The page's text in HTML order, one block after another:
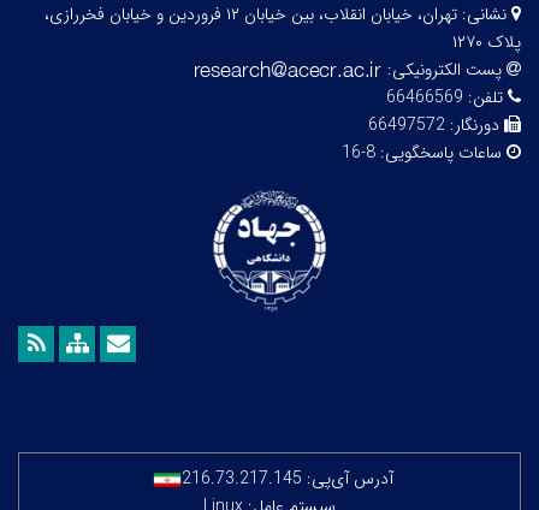
نشانی:
تهران، خیابان انقلاب، بین خیابان ۱۲ فروردین و خیابان فخررازی،
پلاک ۱۲۷۰
پست الکترونیکی:
تلفن: 66466569
دورنگار: 66497572
ساعات پاسخگویی: 8-16
آدرس آی‌پی: 216.73.217.145